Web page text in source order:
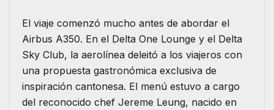
El viaje comenzó mucho antes de abordar el
Airbus A350. En el Delta One Lounge y el Delta
Sky Club, la aerolínea deleitó a los viajeros con
una propuesta gastronómica exclusiva de
inspiración cantonesa. El menú estuvo a cargo
del reconocido chef Jereme Leung, nacido en